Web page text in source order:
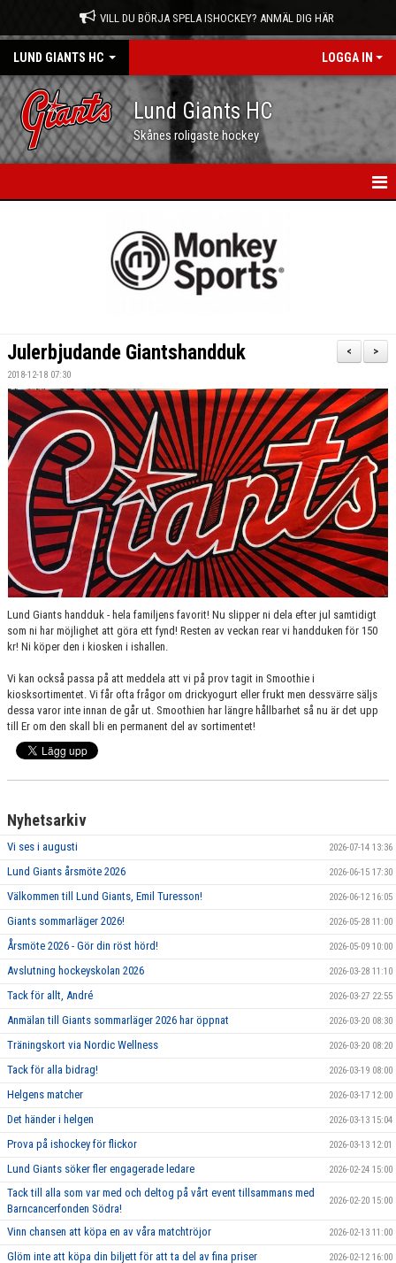
VILL DU BÖRJA SPELA ISHOCKEY? ANMÄL DIG HÄR
LUND GIANTS HC LOGGA IN
Lund Giants HC
Skånes roligaste hockey
OM OSS
SPONSORER
MEDLEMSKAP
DOKUMENT/LÄNKAR
LUND GIANTS RÖDA TRÅD
KONTAKTA OSS
BOKNING
>
<
Julerbjudande Giantshandduk
2018-12-18 07:30
Lund Giants handduk - hela familjens favorit! Nu slipper ni dela efter jul samtidigt
som ni har möjlighet att göra ett fynd! Resten av veckan rear vi handduken för 150
kr! Ni köper den i kiosken i ishallen.
Vi kan också passa på att meddela att vi på prov tagit in Smoothie i
kiosksortimentet. Vi får ofta frågor om drickyogurt eller frukt men dessvärre säljs
dessa varor inte innan de går ut. Smoothien har längre hållbarhet så nu är det upp
till Er om den skall bli en permanent del av sortimentet!
Nyhetsarkiv
Vi ses i augusti 2026-07-14 13:36
Lund Giants årsmöte 2026 2026-06-15 17:30
Välkommen till Lund Giants, Emil Turesson! 2026-06-12 16:05
Giants sommarläger 2026! 2026-05-28 11:00
Årsmöte 2026 - Gör din röst hörd! 2026-05-09 10:00
Avslutning hockeyskolan 2026 2026-03-28 11:10
Tack för allt, André 2026-03-27 22:55
Anmälan till Giants sommarläger 2026 har öppnat 2026-03-20 08:30
Träningskort via Nordic Wellness 2026-03-20 08:20
Tack för alla bidrag! 2026-03-19 08:00
Helgens matcher 2026-03-17 12:00
Det händer i helgen 2026-03-13 15:04
Prova på ishockey för flickor 2026-03-13 12:01
Lund Giants söker fler engagerade ledare 2026-02-24 15:00
Tack till alla som var med och deltog på vårt event tillsammans med
Barncancerfonden Södra!
2026-02-20 15:00
Vinn chansen att köpa en av våra matchtröjor 2026-02-13 11:00
Glöm inte att köpa din biljett för att ta del av fina priser 2026-02-12 16:00